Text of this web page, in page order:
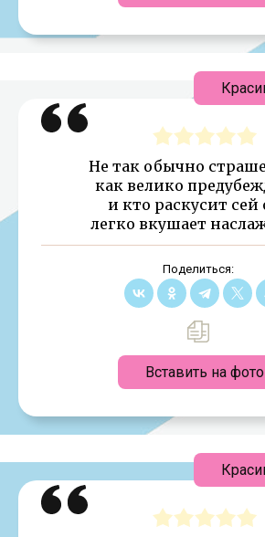
Не так обычно
как велико
и кто раскусит сей
легко вкушает
Поделиться:
Вставить на фото